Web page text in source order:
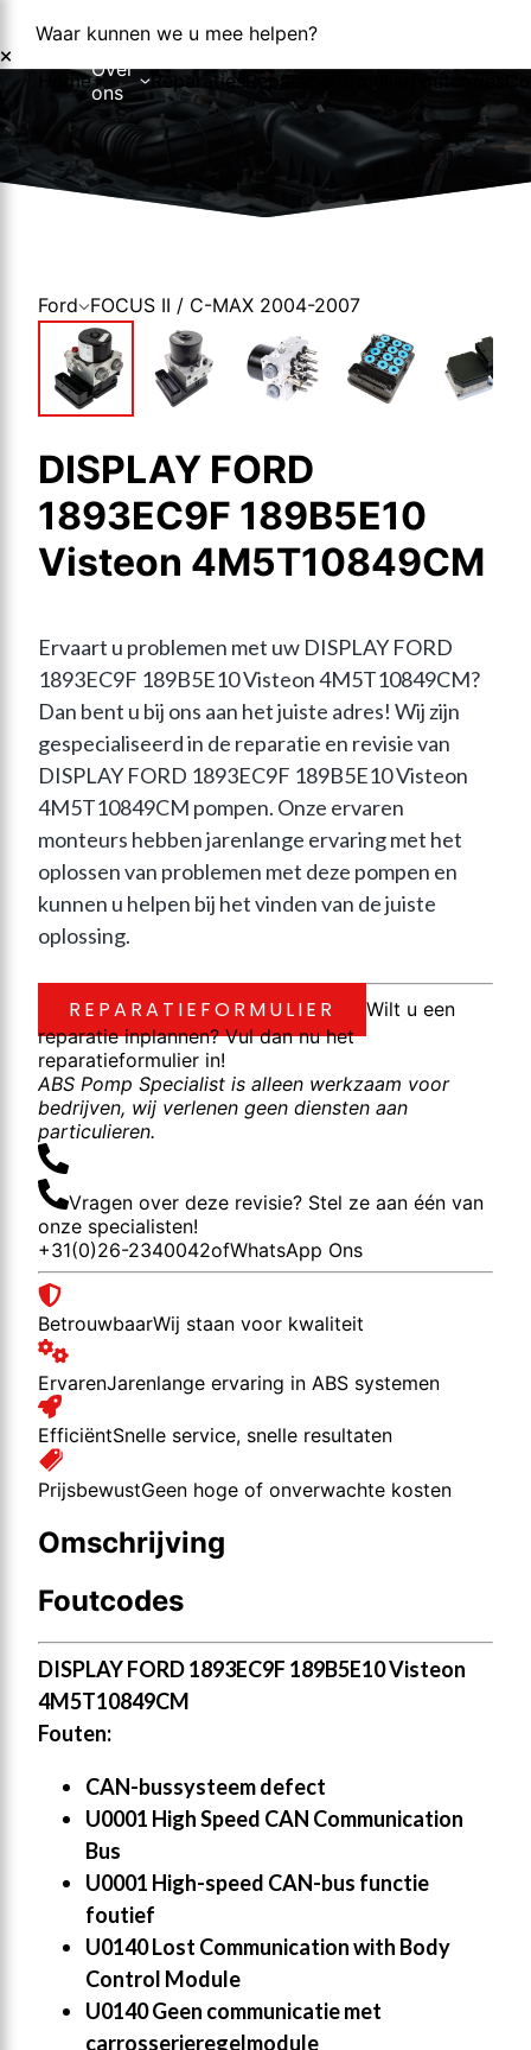
Waar kunnen we u mee helpen?
HomeOver
ons
Over ons
Nieuws
Reparaties Reparatieformulier Foutcodes
Ford FOCUS II / C-MAX 2004-2007
DISPLAY FORD
1893EC9F 189B5E10
Visteon 4M5T10849CM
Ervaart u problemen met uw DISPLAY FORD
1893EC9F 189B5E10 Visteon 4M5T10849CM?
Dan bent u bij ons aan het juiste adres! Wij zijn
gespecialiseerd in de reparatie en revisie van
DISPLAY FORD 1893EC9F 189B5E10 Visteon
4M5T10849CM pompen. Onze ervaren
monteurs hebben jarenlange ervaring met het
oplossen van problemen met deze pompen en
kunnen u helpen bij het vinden van de juiste
oplossing.
REPARATIEFORMULIER
Wilt u een
reparatie inplannen? Vul dan nu het
reparatieformulier in!
ABS Pomp Specialist is alleen werkzaam voor
bedrijven, wij verlenen geen diensten aan
particulieren.
Vragen over deze revisie? Stel ze aan één van
onze specialisten!
+31(0)26-2340042ofWhatsApp Ons
BetrouwbaarWij staan voor kwaliteit
ErvarenJarenlange ervaring in ABS systemen
EfficiëntSnelle service, snelle resultaten
PrijsbewustGeen hoge of onverwachte kosten
Omschrijving
Foutcodes
DISPLAY FORD 1893EC9F 189B5E10 Visteon
4M5T10849CM
Fouten:
CAN-bussysteem defect
U0001 High Speed CAN Communication
Bus
U0001 High-speed CAN-bus functie
foutief
U0140 Lost Communication with Body
Control Module
U0140 Geen communicatie met
carrosserieregelmodule